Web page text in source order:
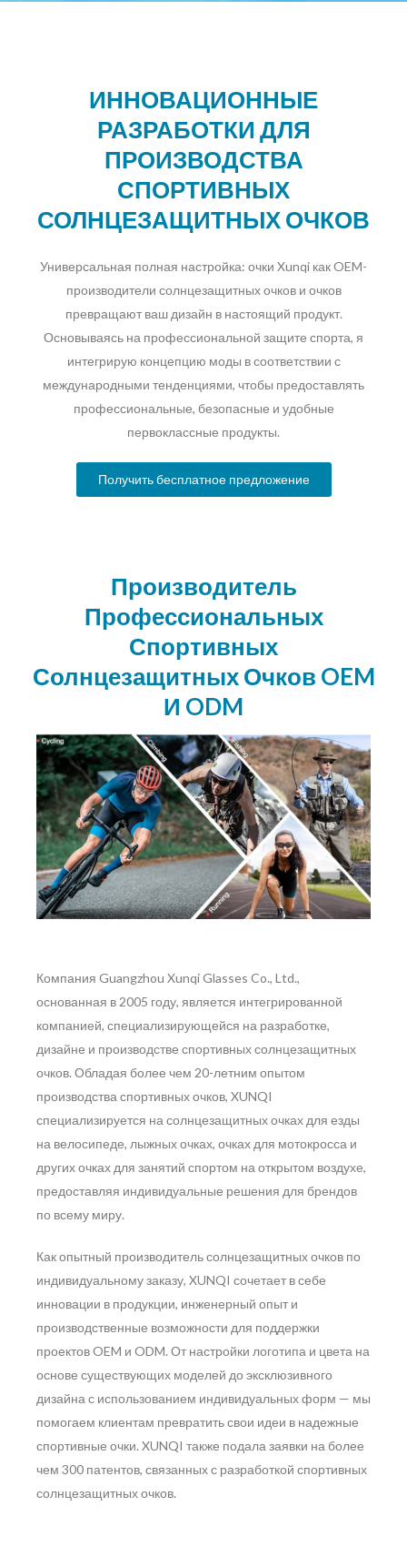
ИННОВАЦИОННЫЕ
РАЗРАБОТКИ ДЛЯ
ПРОИЗВОДСТВА
СПОРТИВНЫХ
СОЛНЦЕЗАЩИТНЫХ ОЧКОВ
Универсальная полная настройка: очки Xunqi как OEM-
производители солнцезащитных очков и очков
превращают ваш дизайн в настоящий продукт.
Основываясь на профессиональной защите спорта, я
интегрирую концепцию моды в соответствии с
международными тенденциями, чтобы предоставлять
профессиональные, безопасные и удобные
первоклассные продукты.
Получить бесплатное предложение
Производитель
Профессиональных
Спортивных
Солнцезащитных Очков OEM
И ODM
Компания Guangzhou Xunqi Glasses Co., Ltd.,
основанная в 2005 году, является интегрированной
компанией, специализирующейся на разработке,
дизайне и производстве спортивных солнцезащитных
очков. Обладая более чем 20-летним опытом
производства спортивных очков, XUNQI
специализируется на солнцезащитных очках для езды
на велосипеде, лыжных очках, очках для мотокросса и
других очках для занятий спортом на открытом воздухе,
предоставляя индивидуальные решения для брендов
по всему миру.
Как опытный производитель солнцезащитных очков по
индивидуальному заказу, XUNQI сочетает в себе
инновации в продукции, инженерный опыт и
производственные возможности для поддержки
проектов OEM и ODM. От настройки логотипа и цвета на
основе существующих моделей до эксклюзивного
дизайна с использованием индивидуальных форм — мы
помогаем клиентам превратить свои идеи в надежные
спортивные очки. XUNQI также подала заявки на более
чем 300 патентов, связанных с разработкой спортивных
солнцезащитных очков.